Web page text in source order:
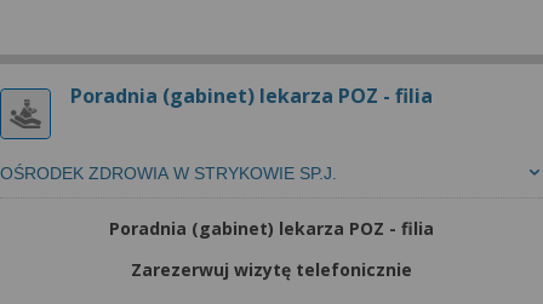
Poradnia (gabinet) lekarza POZ - filia
OŚRODEK ZDROWIA W STRYKOWIE SP.J.
Poradnia (gabinet) lekarza POZ - filia
Zarezerwuj wizytę telefonicznie